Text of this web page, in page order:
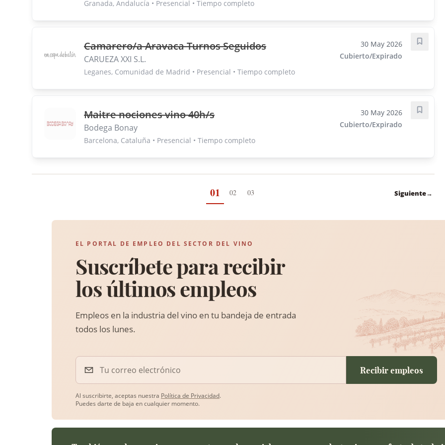
Granada, Andalucía • Presencial • Tiempo completo
Camarero/a Aravaca Turnos Seguidos
CARUEZA XXI S.L.
Leganes, Comunidad de Madrid • Presencial • Tiempo completo
30 May 2026
Cubierto/Expirado
Maitre nociones vino 40h/s
Bodega Bonay
Barcelona, Cataluña • Presencial • Tiempo completo
30 May 2026
Cubierto/Expirado
01 02 03 Siguiente→
EL PORTAL DE EMPLEO DEL SECTOR DEL VINO
Suscríbete para recibir
los últimos empleos
Empleos en la industria del vino en tu bandeja de entrada
todos los lunes.
Tu correo electrónico Recibir empleos
Al suscribirte, aceptas nuestra Política de Privacidad.
Puedes darte de baja en cualquier momento.